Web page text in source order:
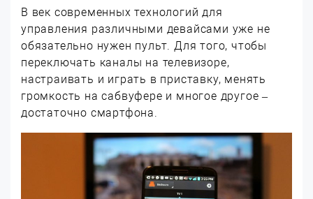
В век современных технологий для
управления различными девайсами уже не
обязательно нужен пульт. Для того, чтобы
переключать каналы на телевизоре,
настраивать и играть в приставку, менять
громкость на сабвуфере и многое другое –
достаточно смартфона.